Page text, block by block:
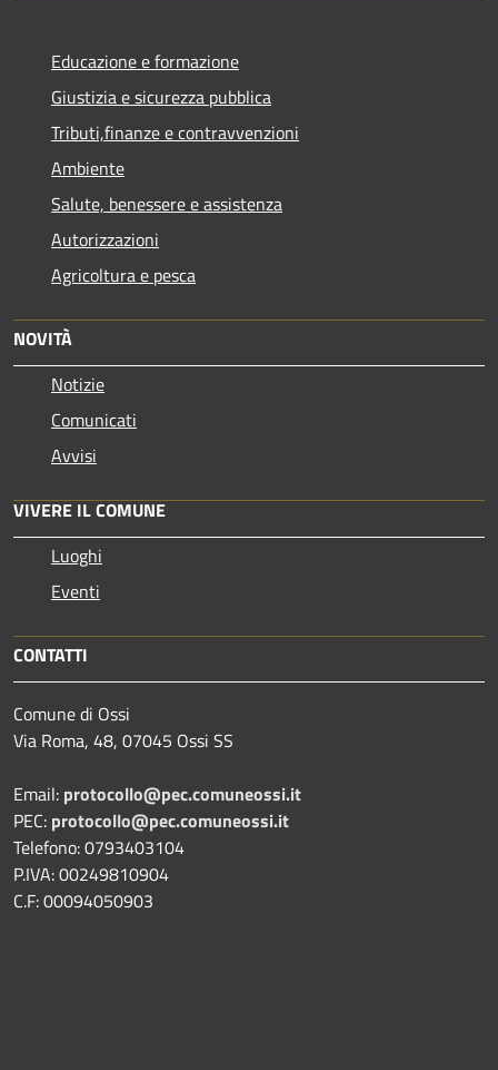
Educazione e formazione
Giustizia e sicurezza pubblica
Tributi,finanze e contravvenzioni
Ambiente
Salute, benessere e assistenza
Autorizzazioni
Agricoltura e pesca
NOVITÀ
Notizie
Comunicati
Avvisi
VIVERE IL COMUNE
Luoghi
Eventi
CONTATTI
Comune di Ossi
Via Roma, 48, 07045 Ossi SS
Email: protocollo@pec.comuneossi.it
PEC: protocollo@pec.comuneossi.it
Telefono: 0793403104
P.IVA: 00249810904
C.F: 00094050903